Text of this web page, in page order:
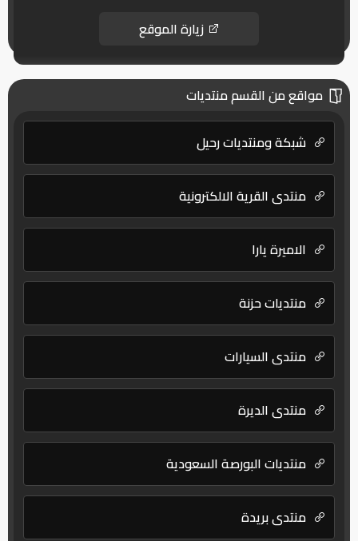
زيارة الموقع
مواقع من القسم منتديات
شبكة ومنتديات رحيل
منتدي القرية الالكترونية
الاميرة يارا
منتديات حزنة
منتدى السيارات
منتدى الديرة
منتديات البورصة السعودية
منتدى بريدة